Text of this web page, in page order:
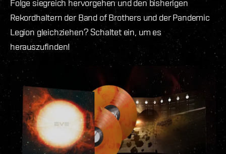
Folge siegreich hervorgehen und den bisherigen
Rekordhaltern der Band of Brothers und der Pandemic
Legion gleichziehen? Schaltet ein, um es
herauszufinden!